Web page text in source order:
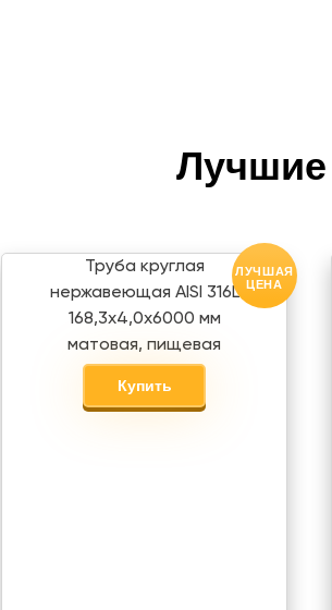
Труба круглая
нержавеющая AISI 316L
168,3х4,0х6000 мм
матовая, пищевая
Купить
ЛУЧШАЯ
ЦЕНА